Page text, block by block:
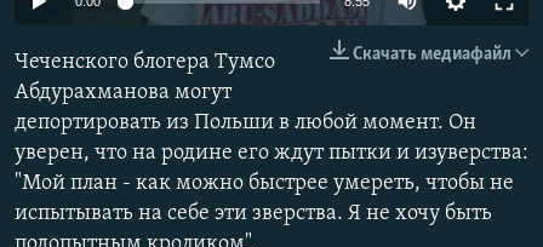
РАСПИСАНИЕ ВЕЩАНИЯ
ПОДПИШИТЕСЬ НА РАССЫЛКУ
СОЦИАЛЬНЫЕ СЕТИ
Скачать медиафайл
Чеченского блогера Тумсо
Абдурахманова могут
депортировать из Польши в любой момент. Он
уверен, что на родине его ждут пытки и изуверства:
"Мой план - как можно быстрее умереть, чтобы не
испытывать на себе эти зверства. Я не хочу быть